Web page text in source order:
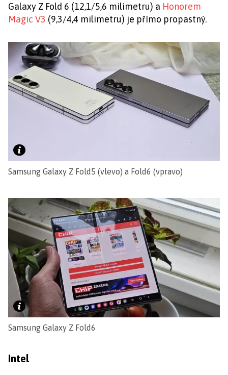
Galaxy Z Fold 6 (12,1/5,6 milimetru) a Honorem
Magic V3 (9,3/4,4 milimetru) je přímo propastný.
Samsung Galaxy Z Fold5 (vlevo) a Fold6 (vpravo)
Samsung Galaxy Z Fold6
Intel